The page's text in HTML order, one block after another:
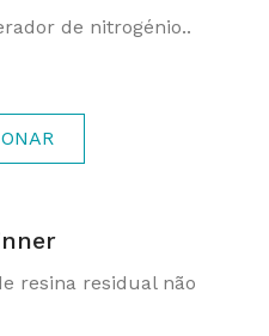
de nitrogénio..
resina residual não